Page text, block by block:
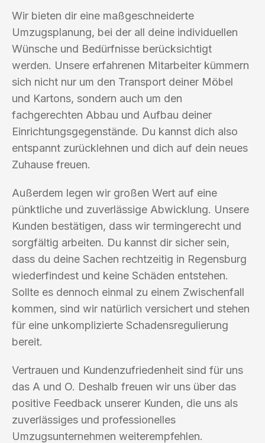
Wir bieten dir eine maßgeschneiderte
Umzugsplanung, bei der all deine individuellen
Wünsche und Bedürfnisse berücksichtigt
werden. Unsere erfahrenen Mitarbeiter kümmern
sich nicht nur um den Transport deiner Möbel
und Kartons, sondern auch um den
fachgerechten Abbau und Aufbau deiner
Einrichtungsgegenstände. Du kannst dich also
entspannt zurücklehnen und dich auf dein neues
Zuhause freuen.
Außerdem legen wir großen Wert auf eine
pünktliche und zuverlässige Abwicklung. Unsere
Kunden bestätigen, dass wir termingerecht und
sorgfältig arbeiten. Du kannst dir sicher sein,
dass du deine Sachen rechtzeitig in Regensburg
wiederfindest und keine Schäden entstehen.
Sollte es dennoch einmal zu einem Zwischenfall
kommen, sind wir natürlich versichert und stehen
für eine unkomplizierte Schadensregulierung
bereit.
Vertrauen und Kundenzufriedenheit sind für uns
das A und O. Deshalb freuen wir uns über das
positive Feedback unserer Kunden, die uns als
zuverlässiges und professionelles
Umzugsunternehmen weiterempfehlen.